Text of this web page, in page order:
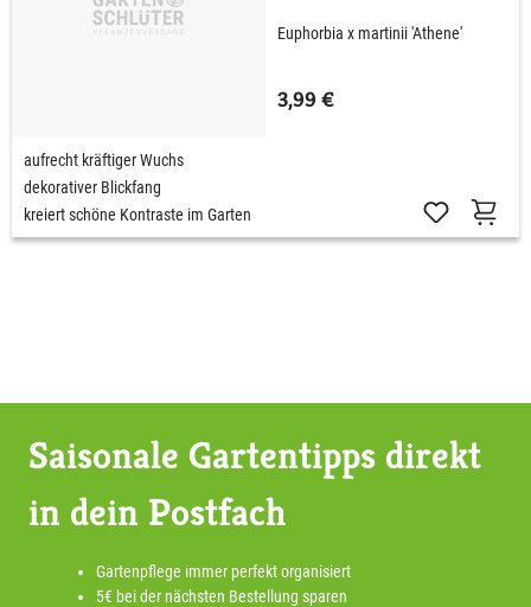
Euphorbia x martinii 'Athene'
3,99 €
aufrecht kräftiger Wuchs
dekorativer Blickfang
kreiert schöne Kontraste im Garten
Saisonale Gartentipps direkt
in dein Postfach
Gartenpflege immer perfekt organisiert
5€ bei der nächsten Bestellung sparen